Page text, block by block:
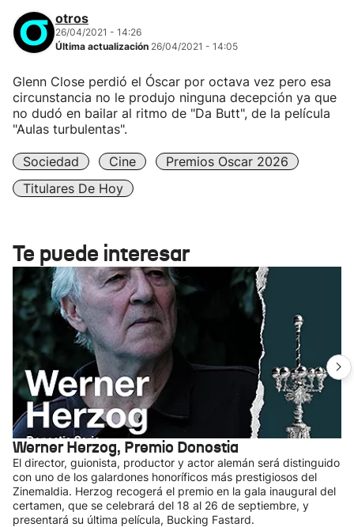
otros
26/04/2021 - 14:26
Última actualización 26/04/2021 - 14:05
Glenn Close perdió el Óscar por octava vez pero esa
circunstancia no le produjo ninguna decepción ya que
no dudó en bailar al ritmo de "Da Butt", de la película
"Aulas turbulentas".
Sociedad Cine
Premios Oscar 2026
Titulares De Hoy
Te puede interesar
Werner Herzog, Premio Donostia
El director, guionista, productor y actor alemán será distinguido
con uno de los galardones honoríficos más prestigiosos del
Zinemaldia. Herzog recogerá el premio en la gala inaugural del
certamen, que se celebrará del 18 al 26 de septiembre, y
presentará su última película, Bucking Fastard.